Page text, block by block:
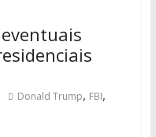
Donald Trump, FBI,